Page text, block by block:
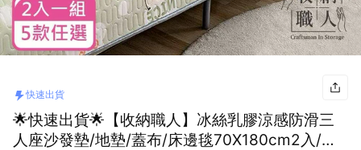
快速出貨
🌟快速出貨🌟【收納職人】冰絲乳膠涼感防滑三
人座沙發墊/地墊/蓋布/床邊毯70X180cm2入/組